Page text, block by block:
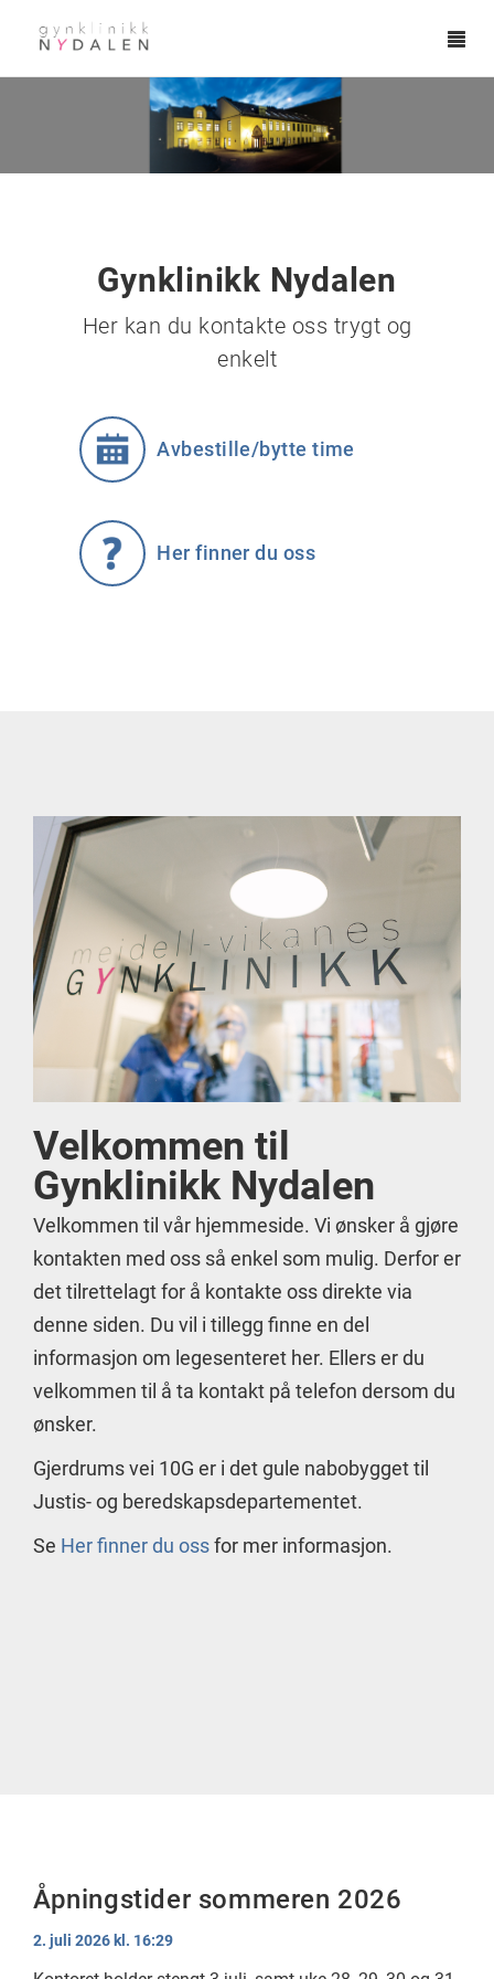
Hopp til hovedinnhold
Gynklinikk Nydalen
Her kan du kontakte oss trygt og
enkelt
Avbestille/bytte time
Her finner du oss
Velkommen til
Gynklinikk Nydalen
Velkommen til vår hjemmeside. Vi ønsker å gjøre
kontakten med oss så enkel som mulig. Derfor er
det tilrettelagt for å kontakte oss direkte via
denne siden. Du vil i tillegg finne en del
informasjon om legesenteret her. Ellers er du
velkommen til å ta kontakt på telefon dersom du
ønsker.
Gjerdrums vei 10G er i det gule nabobygget til
Justis- og beredskapsdepartementet.
Se Her finner du ossfor mer informasjon.
Åpningstider sommeren 2026
2. juli 2026 kl. 16:29